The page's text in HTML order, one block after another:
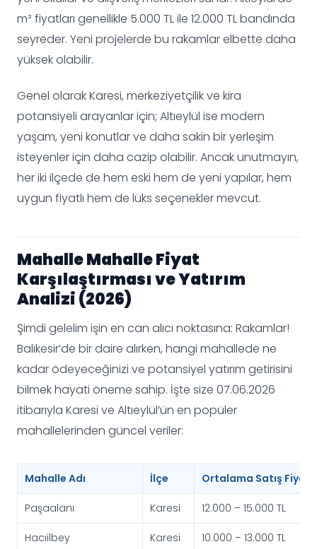
m² fiyatları genellikle 5.000 TL ile 12.000 TL bandında
seyreder. Yeni projelerde bu rakamlar elbette daha
yüksek olabilir.
Genel olarak Karesi, merkeziyetçilik ve kira
potansiyeli arayanlar için; Altıeylül ise modern
yaşam, yeni konutlar ve daha sakin bir yerleşim
isteyenler için daha cazip olabilir. Ancak unutmayın,
her iki ilçede de hem eski hem de yeni yapılar, hem
uygun fiyatlı hem de lüks seçenekler mevcut.
Mahalle Mahalle Fiyat
Karşılaştırması ve Yatırım
Analizi (2026)
Şimdi gelelim işin en can alıcı noktasına: Rakamlar!
Balıkesir’de bir daire alırken, hangi mahallede ne
kadar ödeyeceğinizi ve potansiyel yatırım getirisini
bilmek hayati öneme sahip. İşte size 07.06.2026
itibarıyla Karesi ve Altıeylül’ün en popüler
mahallelerinden güncel veriler:
Mahalle Adı İlçe Ortalama Satış Fiyatı
Paşaalanı Karesi 12.000 – 15.000 TL
Hacıilbey Karesi 10.000 – 13.000 TL